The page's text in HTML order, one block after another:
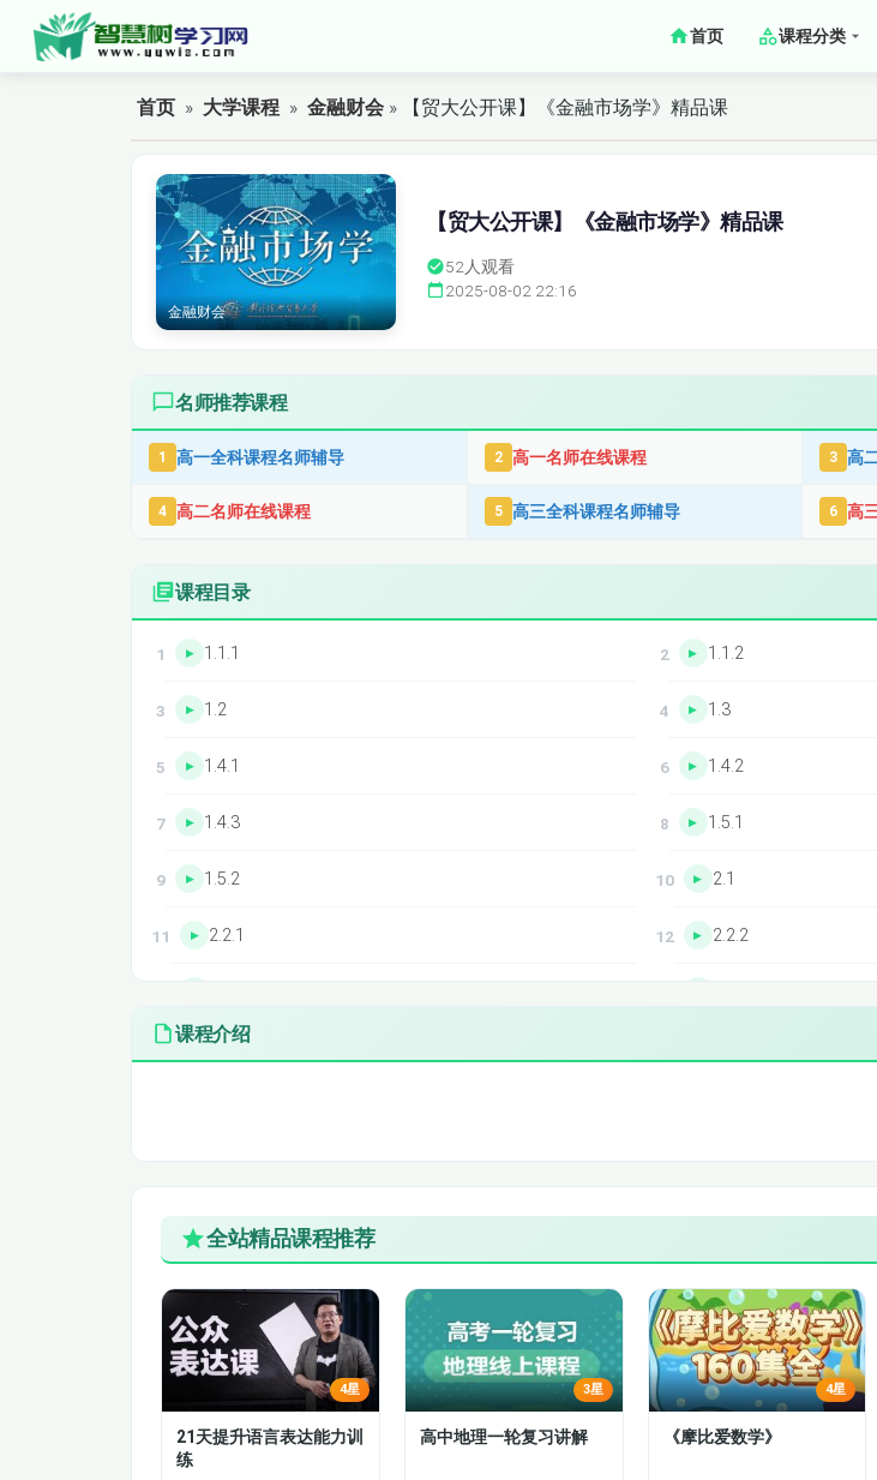
首页 课程分类
首页 » 大学课程 »金融财会 » 【贸大公开课】《金融市场学》精品课
金融财会
【贸大公开课】《金融市场学》精品课
52 人观看
2025-08-02 22:16
名师推荐课程
1 高一全科课程名师辅导 2 高一名师在线课程 3 高
4 高二名师在线课程 5 高三全科课程名师辅导 6 高
课程目录
1.1.1 1.1.2
1.2 1.3
1.4.1 1.4.2
1.4.3 1.5.1
1.5.2 2.1
2.2.1 2.2.2
2.5
4.1货币市市场概述 4.2国库券市场
4.5回购市场 4.6 NCDs和货币市场
4.7货币市场工具的定价 5.1.1 什么是债券
5.1.2 债券的分类（1） 5.1.3 债券的分类（2）
课程介绍
全站精品课程推荐
4星
21天提升语言表达能力训
练
3星
高中地理一轮复习讲解
4星
《摩比爱数学》